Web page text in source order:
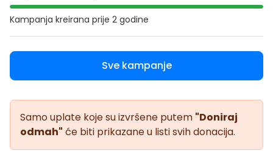
Kampanja kreirana prije 2 godine
Sve kampanje
Samo uplate koje su izvršene putem "Doniraj
odmah" će biti prikazane u listi svih donacija.